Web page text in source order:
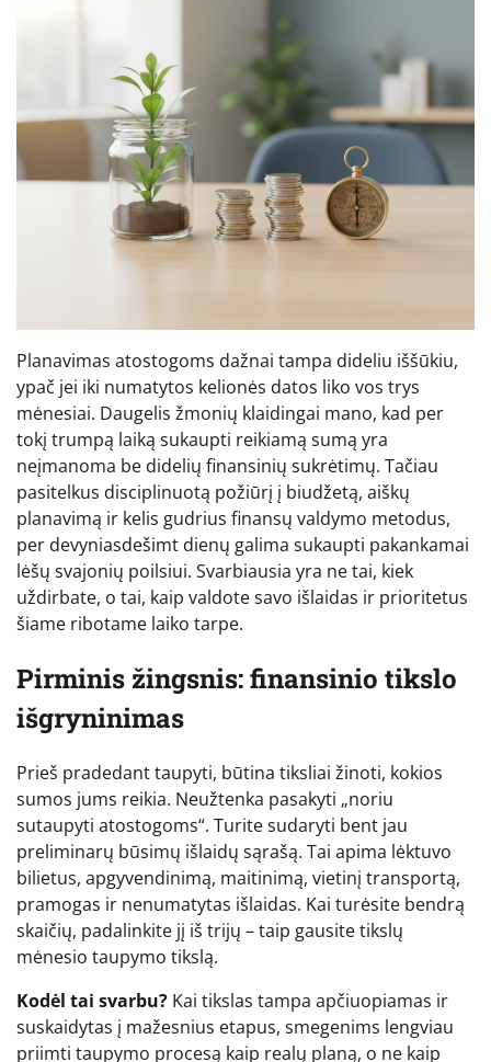
Planavimas atostogoms dažnai tampa dideliu iššūkiu,
ypač jei iki numatytos kelionės datos liko vos trys
mėnesiai. Daugelis žmonių klaidingai mano, kad per
tokį trumpą laiką sukaupti reikiamą sumą yra
neįmanoma be didelių finansinių sukrėtimų. Tačiau
pasitelkus disciplinuotą požiūrį į biudžetą, aiškų
planavimą ir kelis gudrius finansų valdymo metodus,
per devyniasdešimt dienų galima sukaupti pakankamai
lėšų svajonių poilsiui. Svarbiausia yra ne tai, kiek
uždirbate, o tai, kaip valdote savo išlaidas ir prioritetus
šiame ribotame laiko tarpe.
Pirminis žingsnis: finansinio tikslo
išgryninimas
Prieš pradedant taupyti, būtina tiksliai žinoti, kokios
sumos jums reikia. Neužtenka pasakyti „noriu
sutaupyti atostogoms“. Turite sudaryti bent jau
preliminarų būsimų išlaidų sąrašą. Tai apima lėktuvo
bilietus, apgyvendinimą, maitinimą, vietinį transportą,
pramogas ir nenumatytas išlaidas. Kai turėsite bendrą
skaičių, padalinkite jį iš trijų – taip gausite tikslų
mėnesio taupymo tikslą.
Kodėl tai svarbu? Kai tikslas tampa apčiuopiamas ir
suskaidytas į mažesnius etapus, smegenims lengviau
priimti taupymo procesą kaip realų planą, o ne kaip